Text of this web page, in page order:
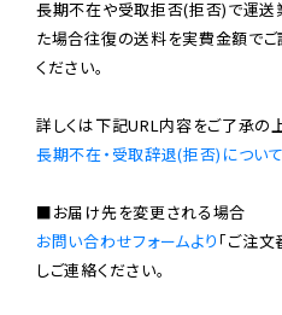
長期不在や受取拒否(拒否)で運送
た場合往復の送料を実費金額で
ください。
長期不在・受取辞退(拒否)について
お問い合わせフォームより 「ご注
しご連絡ください。